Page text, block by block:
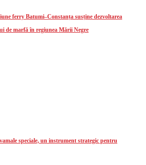
ferry Batumi–Constanța susține dezvoltarea
de marfă în regiunea Mării Negre
speciale, un instrument strategic pentru